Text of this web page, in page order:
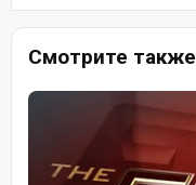
Смотрите также